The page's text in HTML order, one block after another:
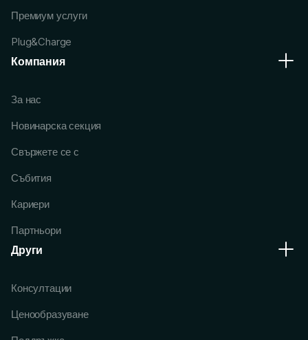
Премиум услуги
Plug&Charge
Компания
За нас
Новинарска секция
Свържете се с
Събития
Кариери
Партньори
Други
Консултации
Ценообразуване